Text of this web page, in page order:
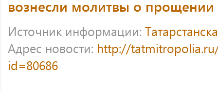
вознесли молитвы о прощении
Источник информации:
Адрес новости: http://
id=80686